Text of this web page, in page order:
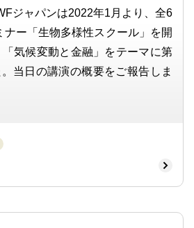
ジャパンは2022年1月より、全6
ナー「生物多様性スクール」を開
気候変動と金融」をテーマに第
当日の講演の概要をご報告しま